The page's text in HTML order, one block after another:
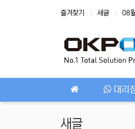
즐겨찾기 새글 08
대리
새글